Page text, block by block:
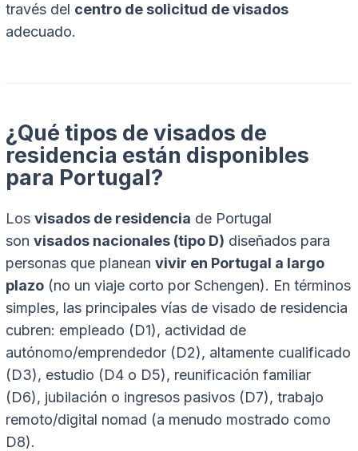
través del centro de solicitud de visados
adecuado.
¿Qué tipos de visados de
residencia están disponibles
para Portugal?
Los visados de residencia de Portugal
son visados nacionales (tipo D) diseñados para
personas que planean vivir en Portugal a largo
plazo (no un viaje corto por Schengen). En términos
simples, las principales vías de visado de residencia
cubren: empleado (D1), actividad de
autónomo/emprendedor (D2), altamente cualificado
(D3), estudio (D4 o D5), reunificación familiar
(D6), jubilación o ingresos pasivos (D7), trabajo
remoto/digital nomad (a menudo mostrado como
D8).